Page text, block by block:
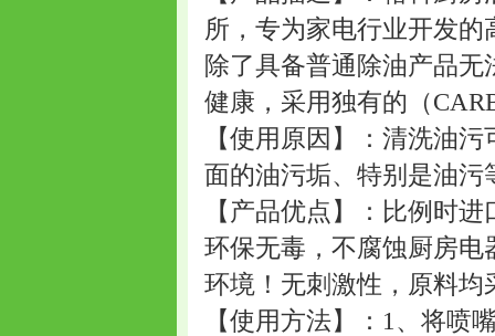
所，专为家电行业开发
除了具备普通除油产品
健康，采用独有的（
【使用原因】：清洗油
面的油污垢、特别是油
【产品优点】：比例时
环保无毒，不腐蚀厨房
环境！无刺激性，原料
【使用方法】：1、将喷